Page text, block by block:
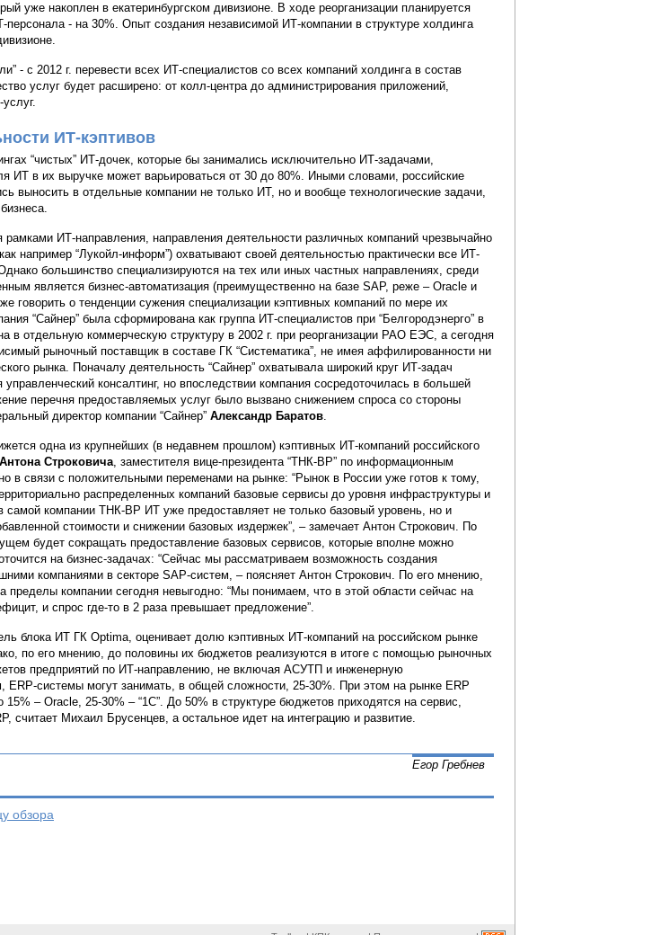
уже накоплен в екатеринбургском дивизионе. В ходе реорганизации планируется
персонала - на 30%. Опыт создания независимой ИТ-компании в структуре холдинга
- с 2012 г. перевести всех ИТ-специалистов со всех компаний холдинга в состав
услуг будет расширено: от колл-центра до администрирования приложений,
ИТ-кэптивов
“чистых” ИТ-дочек, которые бы занимались исключительно ИТ-задачами,
ИТ в их выручке может варьироваться от 30 до 80%. Иными словами, российские
выносить в отдельные компании не только ИТ, но и вообще технологические задачи,
ИТ-направления, направления деятельности различных компаний чрезвычайно
например “Лукойл-информ”) охватывают своей деятельностью практически все ИТ-
большинство специализируются на тех или иных частных направлениях, среди
является бизнес-автоматизация (преимущественно на базе SAP, реже – Oracle и
говорить о тенденции сужения специализации кэптивных компаний по мере их
“Сайнер” была сформирована как группа ИТ-специалистов при “Белгородэнерго” в
в отдельную коммерческую структуру в 2002 г. при реорганизации РАО ЕЭС, а сегодня
рыночный поставщик в составе ГК “Систематика”, не имея аффилированности ни
рынка. Поначалу деятельность “Сайнер” охватывала широкий круг ИТ-задач
консалтинг, но впоследствии компания сосредоточилась в большей
перечня предоставляемых услуг было вызвано снижением спроса со стороны
директор компании “Сайнер” Александр Баратов.
одна из крупнейших (в недавнем прошлом) кэптивных ИТ-компаний российского
Антона Строковича, заместителя вице-президента “ТНК-BP” по информационным
в связи с положительными переменами на рынке: “Рынок в России уже готов к тому,
распределенных компаний базовые сервисы до уровня инфраструктуры и
компании ТНК-BP ИТ уже предоставляет не только базовый уровень, но и
стоимости и снижении базовых издержек”, – замечает Антон Строкович. По
будет сокращать предоставление базовых сервисов, которые вполне можно
на бизнес-задачах: “Сейчас мы рассматриваем возможность создания
компаниями в секторе SAP-систем, – поясняет Антон Строкович. По его мнению,
пределы компании сегодня невыгодно: “Мы понимаем, что в этой области сейчас на
и спрос где-то в 2 раза превышает предложение”.
блока ИТ ГК Optima, оценивает долю кэптивных ИТ-компаний на российском рынке
по его мнению, до половины их бюджетов реализуются в итоге с помощью рыночных
предприятий по ИТ-направлению, не включая АСУТП и инженерную
ERP-системы могут занимать, в общей сложности, 25-30%. При этом на рынке ERP
– Oracle, 25-30% – “1C”. До 50% в структуре бюджетов приходятся на сервис,
считает Михаил Брусенцев, а остальное идет на интеграцию и развитие.
Егор Гребнев
обзора